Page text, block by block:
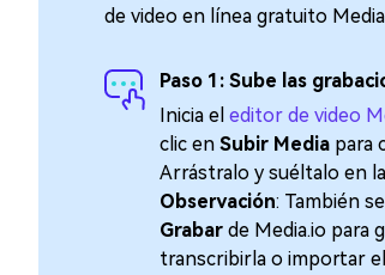
de video en línea gratuito
Paso 1: Sube las
󠀰Inicia el editor de video
clic en Subir Media para
Arrástralo y suéltalo en
Observación: También
Grabar de Media.io para
transcribirla o importar